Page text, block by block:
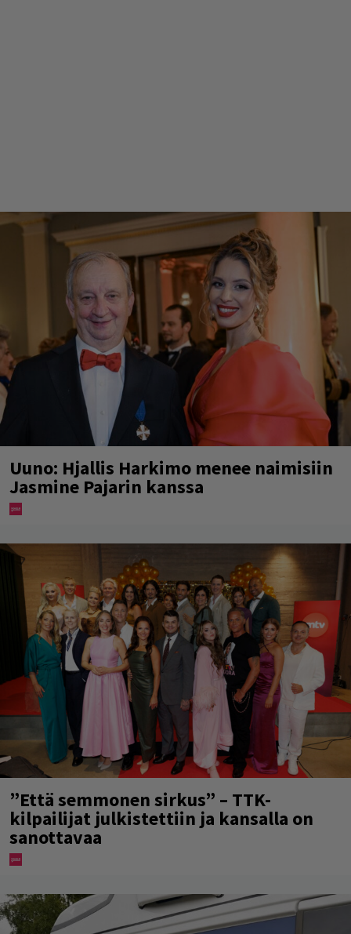
Uuno: Hjallis Harkimo menee naimisiin
Jasmine Pajarin kanssa
”Että semmonen sirkus” – TTK-
kilpailijat julkistettiin ja kansalla on
sanottavaa